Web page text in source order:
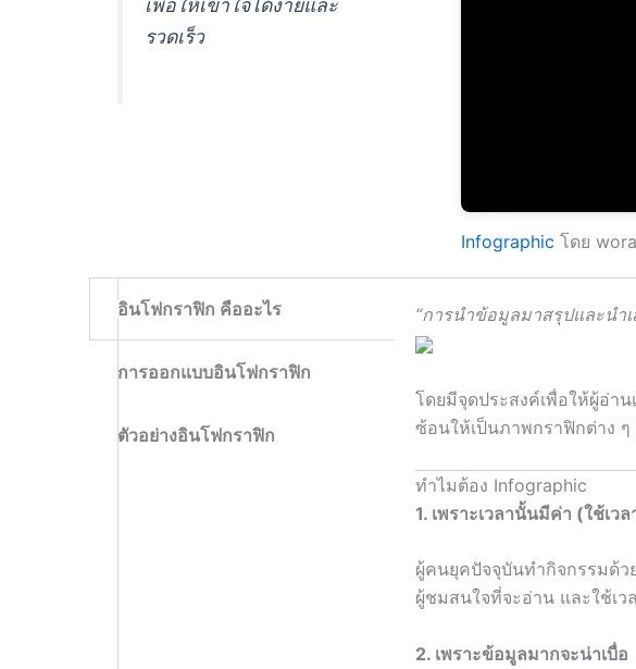
เพื่อให้เข้าใจได้ง่ายและ
รวดเร็ว
Infographic โดย
อินโฟกราฟิก คืออะไร
การออกแบบอินโฟกราฟิก
ตัวอย่างอินโฟกราฟิก
“การนำข้อมูลมาสรุปและนำ
โดยมีจุดประสงค์เพื่อให้ผู้อ่า
ซ้อนให้เป็นภาพกราฟิกต่าง
ทำไมต้อง Infographic
1. เพราะเวลานั้นมีค่า (ใช้เว
ผู้คนยุคปัจจุบันทำกิจกรรมด้ว
ผู้ชมสนใจที่จะอ่าน และใช้เ
2. เพราะข้อมูลมากจะน่าเบื่อ